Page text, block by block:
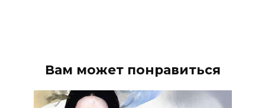
Вам может понравиться